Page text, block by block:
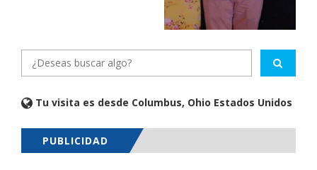
Tu visita es desde Columbus, Ohio Estados Unidos
PUBLICIDAD